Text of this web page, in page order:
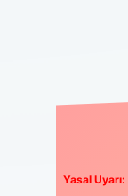
Yasal Uyarı: